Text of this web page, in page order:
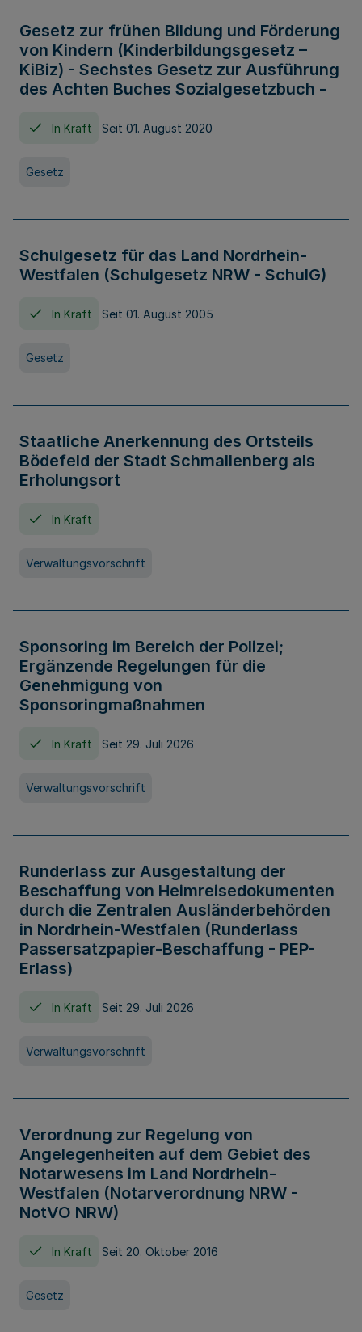
Gesetz zur frühen Bildung und Förderung
von Kindern (Kinderbildungsgesetz –
KiBiz) - Sechstes Gesetz zur Ausführung
des Achten Buches Sozialgesetzbuch -
In Kraft Seit 01. August 2020
Gesetz
Schulgesetz für das Land Nordrhein-
Westfalen (Schulgesetz NRW - SchulG)
In Kraft Seit 01. August 2005
Gesetz
Staatliche Anerkennung des Ortsteils
Bödefeld der Stadt Schmallenberg als
Erholungsort
In Kraft
Verwaltungsvorschrift
Sponsoring im Bereich der Polizei;
Ergänzende Regelungen für die
Genehmigung von
Sponsoringmaßnahmen
In Kraft Seit 29. Juli 2026
Verwaltungsvorschrift
Runderlass zur Ausgestaltung der
Beschaffung von Heimreisedokumenten
durch die Zentralen Ausländerbehörden
in Nordrhein-Westfalen (Runderlass
Passersatzpapier-Beschaffung - PEP-
Erlass)
In Kraft Seit 29. Juli 2026
Verwaltungsvorschrift
Verordnung zur Regelung von
Angelegenheiten auf dem Gebiet des
Notarwesens im Land Nordrhein-
Westfalen (Notarverordnung NRW -
NotVO NRW)
In Kraft Seit 20. Oktober 2016
Gesetz